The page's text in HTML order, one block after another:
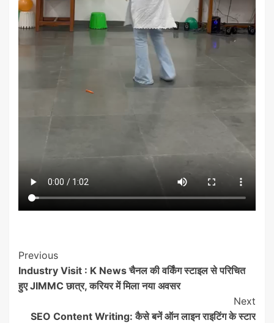
Post
Navigation
Previous
Industry Visit : K News चैनल की वर्किंग स्टाइल से परिचित
हुए JIMMC छात्र, करियर में मिला नया अवसर
Next
SEO Content Writing: कैसे बनें ऑन लाइन राइटिंग के स्टार